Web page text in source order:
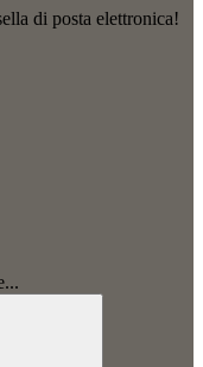
di posta elettronica!